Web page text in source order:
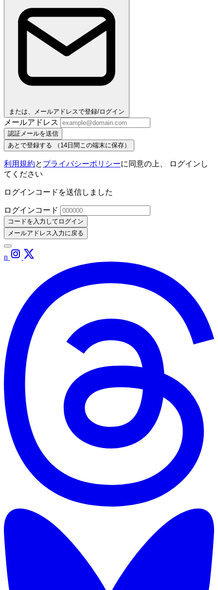
または、メールアドレスで登録/ログイン
メールアドレス
認証メールを送信
あとで登録する
（14日間この端末に保存）
利用規約と プライバシーポリシーに同意の上、 ログインし
てください
ログインコードを送信しました
ログインコード
コードを入力してログイン
メールアドレス入力に戻る
n